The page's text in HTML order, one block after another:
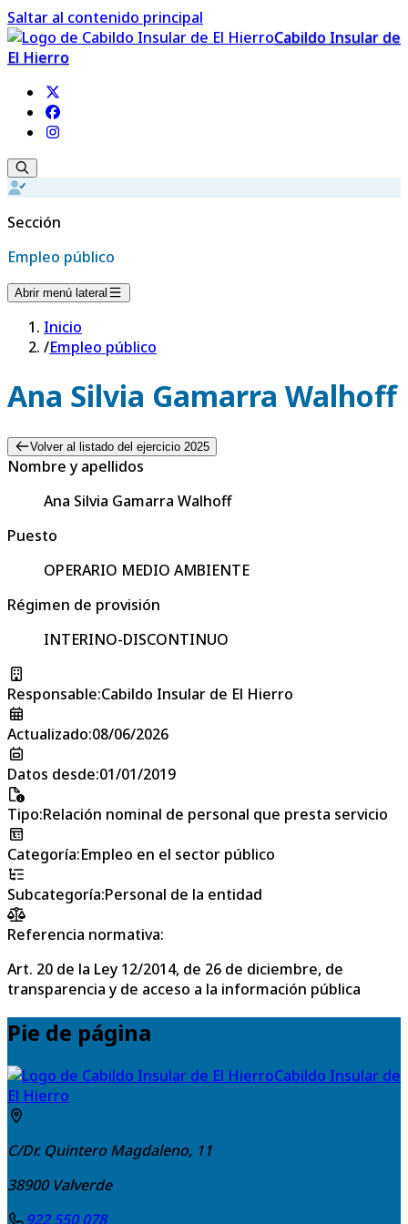
Saltar al contenido principal
Cabildo Insular de
El Hierro
Sección
Empleo público
Abrir menú lateral
Inicio
/Empleo público
Ana Silvia Gamarra Walhoff
Volver al listado del ejercicio 2025
Nombre y apellidos
Ana Silvia Gamarra Walhoff
Puesto
OPERARIO MEDIO AMBIENTE
Régimen de provisión
INTERINO-DISCONTINUO
Responsable:Cabildo Insular de El Hierro
Actualizado:08/06/2026
Datos desde:01/01/2019
Tipo:Relación nominal de personal que presta servicio
Categoría:Empleo en el sector público
Subcategoría:Personal de la entidad
Referencia normativa:
Art. 20 de la Ley 12/2014, de 26 de diciembre, de
transparencia y de acceso a la información pública
Pie de página
Cabildo Insular de
El Hierro
C/Dr. Quintero Magdaleno, 11
38900 Valverde
922 550 078